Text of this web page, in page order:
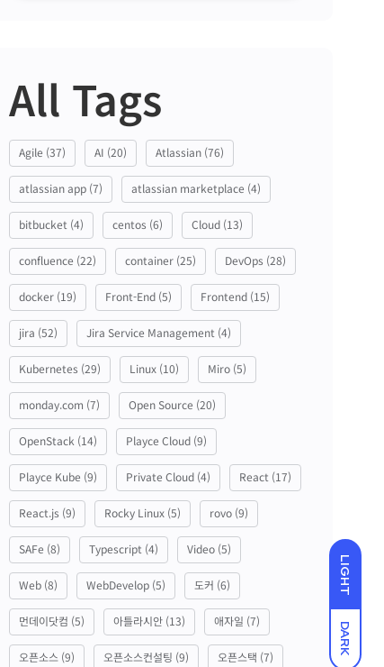
LIGHT
DARK
All Tags
Agile (37) AI (20) Atlassian (76)
atlassian app (7) atlassian marketplace (4)
bitbucket (4) centos (6) Cloud (13)
confluence (22) container (25) DevOps (28)
docker (19) Front-End (5) Frontend (15)
jira (52) Jira Service Management (4)
Kubernetes (29) Linux (10) Miro (5)
monday.com (7) Open Source (20)
OpenStack (14) Playce Cloud (9)
Playce Kube (9) Private Cloud (4) React (17)
React.js (9) Rocky Linux (5) rovo (9)
SAFe (8) Typescript (4) Video (5)
Web (8) WebDevelop (5) 도커 (6)
먼데이닷컴 (5) 아틀라시안 (13) 애자일 (7)
오픈소스 (9) 오픈소스컨설팅 (9) 오픈스택 (7)